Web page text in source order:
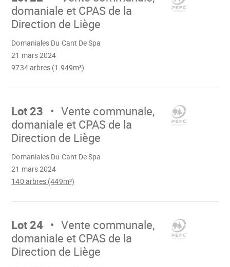
domaniale et CPAS de la
Direction de Liège
21 mars 2024
Domaniales Du Cant De Spa
9734 arbres (1 949m³)
Aller
Lot 23
Vente communale,
domaniale et CPAS de la
Direction de Liège
21 mars 2024
Domaniales Du Cant De Spa
140 arbres (449m³)
Aller
Lot 24
Vente communale,
domaniale et CPAS de la
Direction de Liège